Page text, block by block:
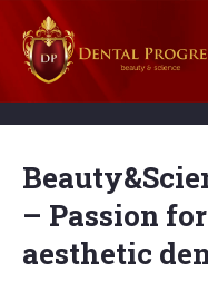
– Passion
aesthetic